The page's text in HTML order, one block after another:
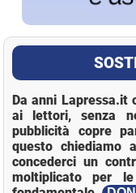
Da anni Lapressa.it
ai lettori, senza
pubblicità copre
questo chiediamo
concederci un
moltiplicato per